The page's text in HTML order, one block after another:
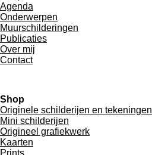
Agenda
Onderwerpen
Muurschilderingen
Publicaties
Over mij
Contact
Shop
Originele schilderijen en tekeningen
Mini schilderijen
Origineel grafiekwerk
Kaarten
Prints